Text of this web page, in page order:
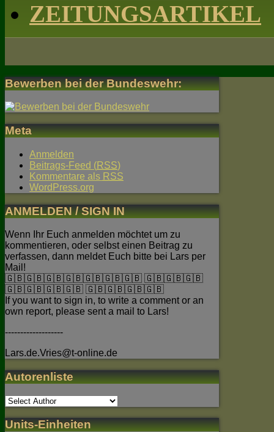
ZEITUNGSARTIKEL
Bewerben bei der Bundeswehr:
Meta
Anmelden
Beitrags-Feed (RSS)
Kommentare als RSS
WordPress.org
ANMELDEN / SIGN IN
Wenn Ihr Euch anmelden möchtet um zu
kommentieren, oder selbst einen Beitrag zu
verfassen, dann meldet Euch bitte bei Lars per
Mail!
🇬🇧🇬🇧🇬🇧🇬🇧🇬🇧🇬🇧🇬🇧 🇬🇧🇬🇧🇬🇧
🇬🇧🇬🇧🇬🇧🇬🇧 🇬🇧🇬🇧🇬🇧🇬🇧
If you want to sign in, to write a comment or an
own report, please sent a mail to Lars!
-------------------
Lars.de.Vries@t-online.de
Autorenliste
Units-Einheiten